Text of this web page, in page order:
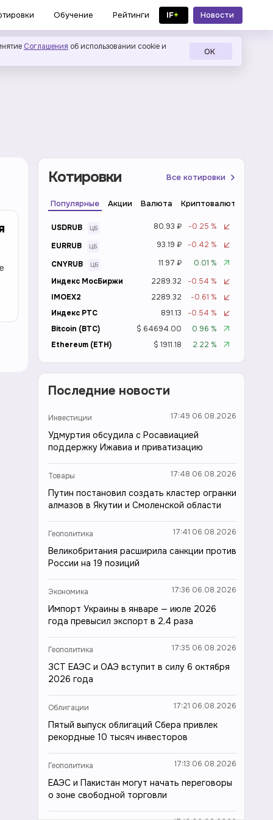
Обучение Рейтинги IF+
Новости
в MAX
Соглашения об использовании cookie и
ОК
Котировки Все котировки
Популярные Акции Валюта Криптовалюта
USDRUB 80.93 ₽
-0.25 %
EURRUB
93.19 ₽
-0.42 %
CNYRUB
11.97 ₽
0.01 %
Индекс МосБиржи
2289.32
-0.54 %
IMOEX2
2289.32
-0.61 %
Индекс РТС
891.13
-0.54 %
Bitcoin (BTC)
$ 64694.00
0.96 %
Ethereum (ETH)
$ 1911.18 2.22 %
Последние новости
Инвестиции 17:49 06.08.2026
Удмуртия обсудила с Росавиацией
поддержку Ижавиа и приватизацию
Товары 17:48 06.08.2026
Путин постановил создать кластер огранки
алмазов в Якутии и Смоленской области
Геополитика 17:41 06.08.2026
Великобритания расширила санкции против
России на 19 позиций
Экономика 17:36 06.08.2026
Импорт Украины в январе — июле 2026
года превысил экспорт в 2,4 раза
Геополитика 17:35 06.08.2026
ЗСТ ЕАЭС и ОАЭ вступит в силу 6 октября
2026 года
Облигации 17:21 06.08.2026
Пятый выпуск облигаций Сбера привлек
рекордные 10 тысяч инвесторов
Геополитика 17:13 06.08.2026
ЕАЭС и Пакистан могут начать переговоры
о зоне свободной торговли